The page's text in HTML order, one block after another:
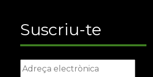
Suscriu-te